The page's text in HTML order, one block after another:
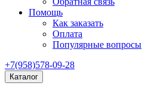
Помощь
Как заказать
Оплата
Популярные вопросы
+7(958)578-09-28
Каталог